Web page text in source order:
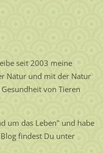
seit 2003 meine
Natur und mit der Natur
von Tieren
um das Leben" und habe
findest Du unter